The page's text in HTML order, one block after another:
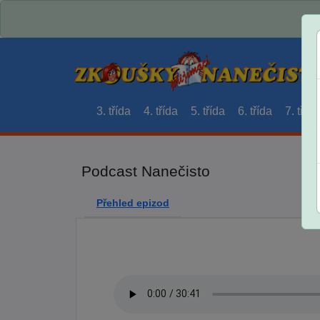
3. třída 4. třída 5. třída 6. třída 7. třída
Podcast Nanečisto
Přehled epizod